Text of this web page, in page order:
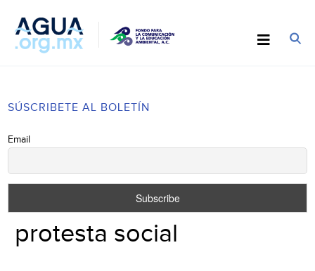
SÚSCRIBETE AL BOLETÍN
Email
protesta social